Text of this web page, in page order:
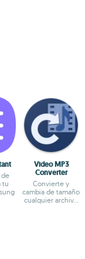
de
tu
Video MP3
Converter
Convierte y
cambia de tamaño
cualquier archivo